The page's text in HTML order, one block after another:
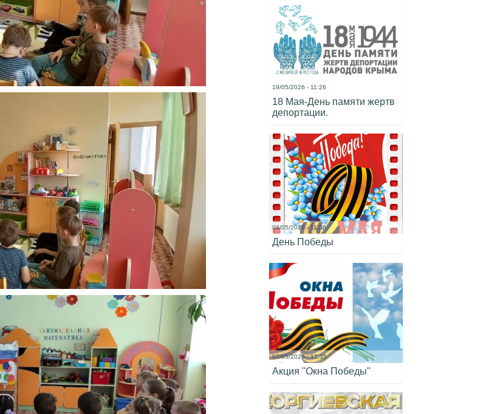
19/05/2026 - 11:26
18 Мая-День памяти жертв
депортации.
08/05/2026 - 11:36
День Победы
07/05/2026 - 12:35
Акция "Окна Победы"